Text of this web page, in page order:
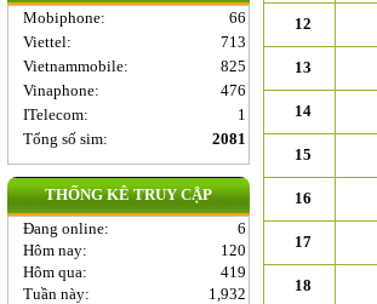
Mobiphone:
66
Viettel:
713
Vietnammobile:
825
Vinaphone:
476
ITelecom:
1
Tổng số sim:
2081
THỐNG KÊ TRUY CẬP
Đang online:
6
Hôm nay:
120
Hôm qua:
419
Tuần này:
1,932
12
13
14
15
16
17
18